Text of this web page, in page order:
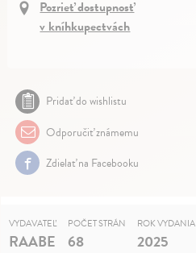
Pozrieť dostupnosť
v kníhkupectvách
Pridať do wishlistu
Odporučiť známemu
Zdielať na Facebooku
VYDAVATEĽ
RAABE
POČET STRÁN
68
ROK VYDANIA
2025